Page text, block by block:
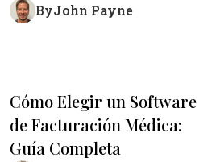
ByJohn Payne
Cómo Elegir un Software
de Facturación Médica:
Guía Completa